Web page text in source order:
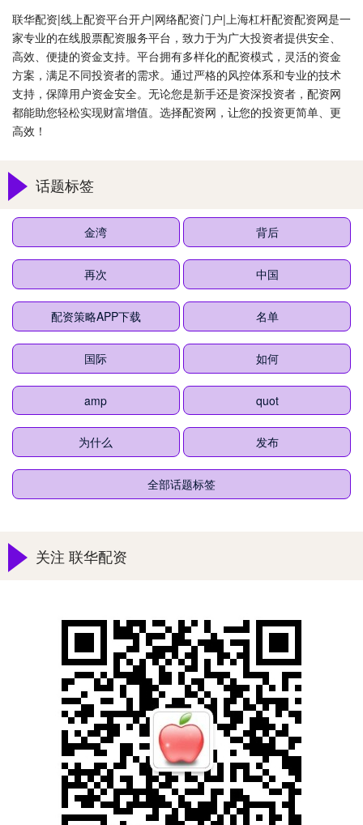
联华配资|线上配资平台开户|网络配资门户|上海杠杆配资配资网是一
家专业的在线股票配资服务平台，致力于为广大投资者提供安全、
高效、便捷的资金支持。平台拥有多样化的配资模式，灵活的资金
方案，满足不同投资者的需求。通过严格的风控体系和专业的技术
支持，保障用户资金安全。无论您是新手还是资深投资者，配资网
都能助您轻松实现财富增值。选择配资网，让您的投资更简单、更
高效！
话题标签
金湾 背后
再次 中国
配资策略APP下载 名单
国际 如何
amp quot
为什么 发布
全部话题标签
关注 联华配资